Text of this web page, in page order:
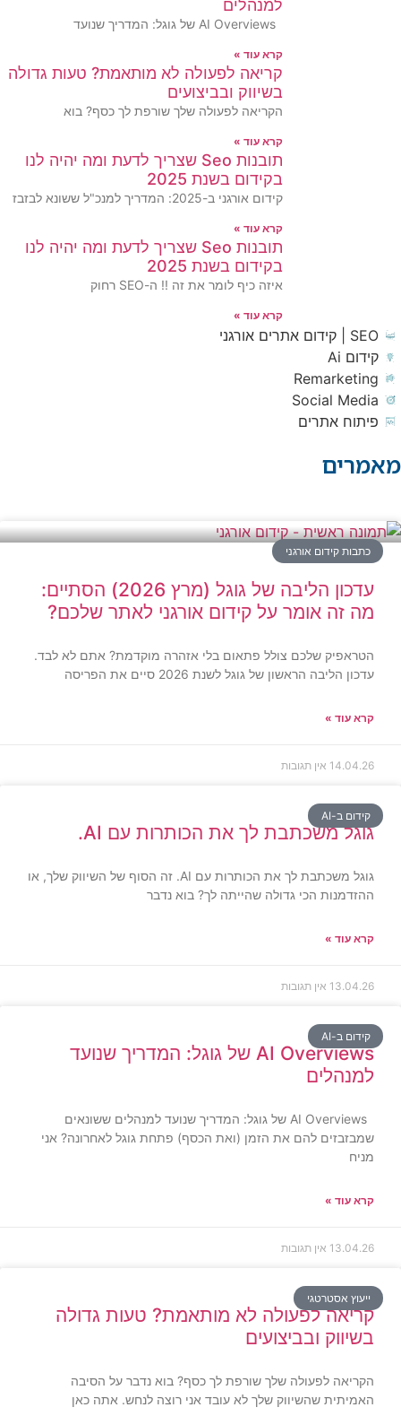
למנהלים
קרא עוד »
קריאה לפעולה לא מותאמת? טעות גדולה
בשיווק ובביצועים
הקריאה לפעולה שלך שורפת לך כסף? בוא
קרא עוד »
תובנות Seo שצריך לדעת ומה יהיה לנו
בקידום בשנת 2025
קידום אורגני ב-2025: המדריך למנכ"ל ששונא לבזבז
קרא עוד »
תובנות Seo שצריך לדעת ומה יהיה לנו
בקידום בשנת 2025
איזה כיף לומר את זה !! ה-SEO רחוק
קרא עוד »
SEO | קידום אתרים אורגני
קידום Ai
Remarketing
Social Media
פיתוח אתרים
מאמרים
כתבות קידום אורגני
עדכון הליבה של גוגל (מרץ 2026) הסתיים:
מה זה אומר על קידום אורגני לאתר שלכם?
הטראפיק שלכם צולל פתאום בלי אזהרה מוקדמת? אתם לא לבד.
עדכון הליבה הראשון של גוגל לשנת 2026 סיים את הפריסה
קרא עוד »
14.04.26 אין תגובות
קידום ב-AI
גוגל משכתבת לך את הכותרות עם AI.
גוגל משכתבת לך את הכותרות עם AI. זה הסוף של השיווק שלך, או
ההזדמנות הכי גדולה שהייתה לך? בוא נדבר
קרא עוד »
13.04.26 אין תגובות
קידום ב-AI
AI Overviews של גוגל: המדריך שנועד
למנהלים
AI Overviews של גוגל: המדריך שנועד למנהלים ששונאים
שמבזבזים להם את הזמן (ואת הכסף) פתחת גוגל לאחרונה? אני
מניח
קרא עוד »
13.04.26 אין תגובות
ייעוץ אסטרטגי
קריאה לפעולה לא מותאמת? טעות גדולה
בשיווק ובביצועים
הקריאה לפעולה שלך שורפת לך כסף? בוא נדבר על הסיבה
האמיתית שהשיווק שלך לא עובד אני רוצה לנחש. אתה כאן